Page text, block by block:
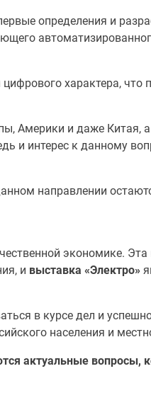
определения и
характера,
Америки и даже Китая,
и интерес к данному
направлении
экономике.
и выставка «Электро»
в курсе дел и
населения и
актуальные вопросы,